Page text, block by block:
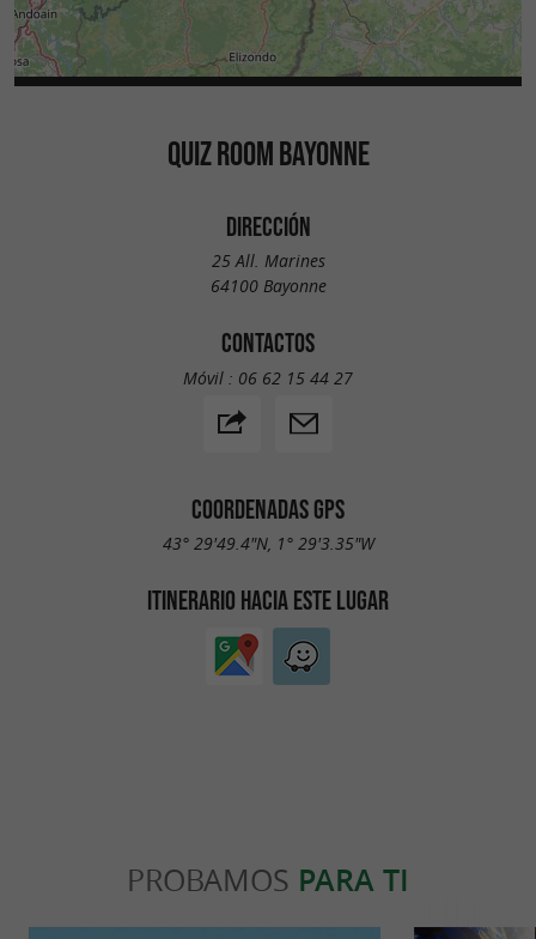
QUIZ ROOM BAYONNE
DIRECCIÓN
25 All. Marines
64100 Bayonne
CONTACTOS
Móvil : 06 62 15 44 27
COORDENADAS GPS
43° 29'49.4"N, 1° 29'3.35"W
ITINERARIO HACIA ESTE LUGAR
PROBAMOS PARA TI